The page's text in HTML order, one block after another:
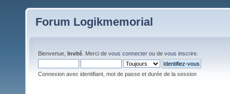
Forum Logikmemorial
Bienvenue, Invité . Merci de vous connecter ou de vous inscrire
Connexion avec identifiant, mot de passe et durée de la session